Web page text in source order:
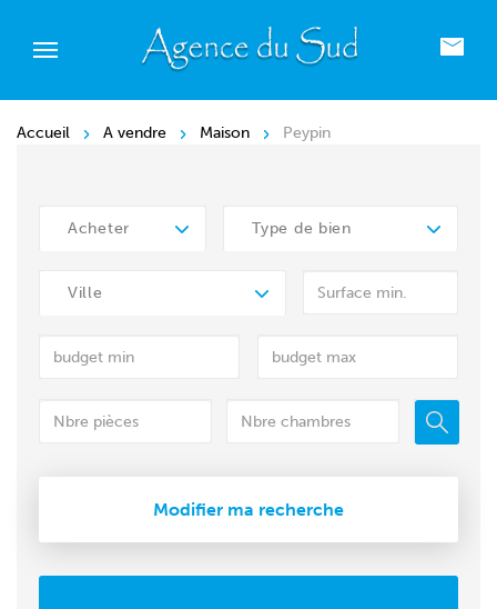
Accueil A vendre Maison Peypin
Acheter Type de bien
Ville
Modifier ma recherche